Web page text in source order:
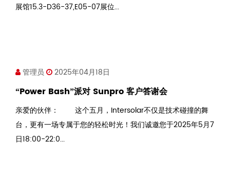
展馆15.3-D36-37,E05-07展位...
管理员 2025年04月18日
“Power Bash”派对 Sunpro 客户答谢会
亲爱的伙伴： 这个五月，Intersolar不仅是技术碰撞的舞
台，更有一场专属于您的轻松时光！我们诚邀您于2025年5月7
日18:00-22:0...